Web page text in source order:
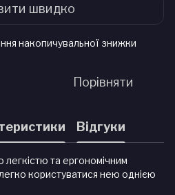
швидко
накопичувальної знижки
Порівняти
Відгуки
та ергономічним
користуватися нею однією